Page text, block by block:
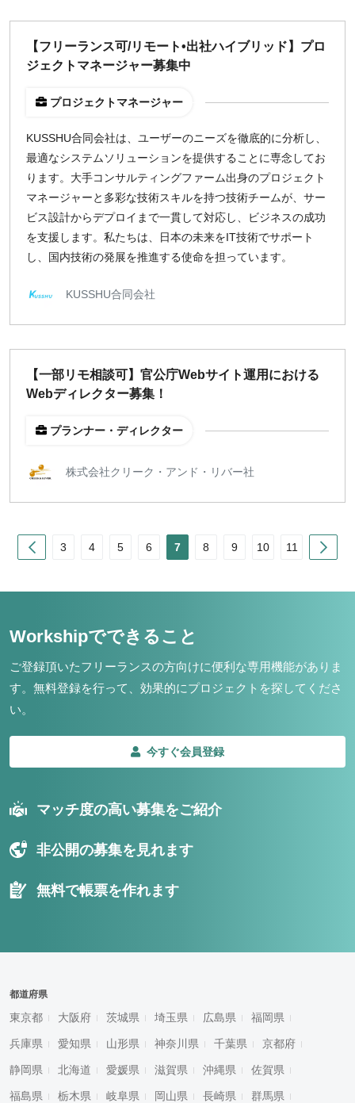
【フリーランス可/リモート•出社ハイブリッド】プロ
ジェクトマネージャー募集中
プロジェクトマネージャー
KUSSHU合同会社は、ユーザーのニーズを徹底的に分析し、
最適なシステムソリューションを提供することに専念してお
ります。大手コンサルティングファーム出身のプロジェクト
マネージャーと多彩な技術スキルを持つ技術チームが、サー
ビス設計からデプロイまで一貫して対応し、ビジネスの成功
を支援します。私たちは、日本の未来をIT技術でサポート
し、国内技術の発展を推進する使命を担っています。
KUSSHU合同会社
【一部リモ相談可】官公庁Webサイト運用における
Webディレクター募集！
プランナー・ディレクター
株式会社クリーク・アンド・リバー社
Prev
3 4 5 6 7 8 9 10 11
Workshipでできること
ご登録頂いたフリーランスの方向けに便利な専用機能がありま
す。 無料登録を行って、効果的にプロジェクトを探してくださ
い。
今すぐ会員登録
マッチ度の高い募集をご紹介
非公開の募集を見れます
無料で帳票を作れます
都道府県
東京都 大阪府 茨城県 埼玉県 広島県 福岡県
兵庫県 愛知県 山形県 神奈川県 千葉県 京都府
静岡県 北海道 愛媛県 滋賀県 沖縄県 佐賀県
福島県 栃木県 岐阜県 岡山県 長崎県 群馬県